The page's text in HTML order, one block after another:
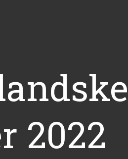
2022